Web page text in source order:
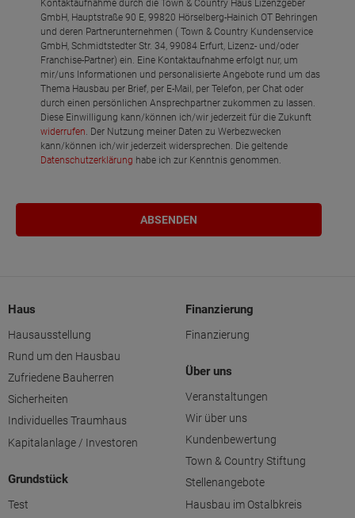
Kontaktaufnahme durch die Town & Country Haus Lizenzgeber
GmbH, Hauptstraße 90 E, 99820 Hörselberg-Hainich OT Behringen
und deren Partnerunternehmen ( Town & Country Kundenservice
GmbH, Schmidtstedter Str. 34, 99084 Erfurt, Lizenz- und/oder
Franchise-Partner) ein. Eine Kontaktaufnahme erfolgt nur, um
mir/uns Informationen und personalisierte Angebote rund um das
Thema Hausbau per Brief, per E-Mail, per Telefon, per Chat oder
durch einen persönlichen Ansprechpartner zukommen zu lassen.
Diese Einwilligung kann/können ich/wir jederzeit für die Zukunft
widerrufen . Der Nutzung meiner Daten zu Werbezwecken
kann/können ich/wir jederzeit widersprechen. Die geltende
Datenschutzerklärung habe ich zur Kenntnis genommen.
Haus
Hausausstellung
Rund um den Hausbau
Zufriedene Bauherren
Sicherheiten
Individuelles Traumhaus
Kapitalanlage / Investoren
Grundstück
Test
Finanzierung
Finanzierung
Über uns
Veranstaltungen
Wir über uns
Kundenbewertung
Town & Country Stiftung
Stellenangebote
Hausbau im Ostalbkreis